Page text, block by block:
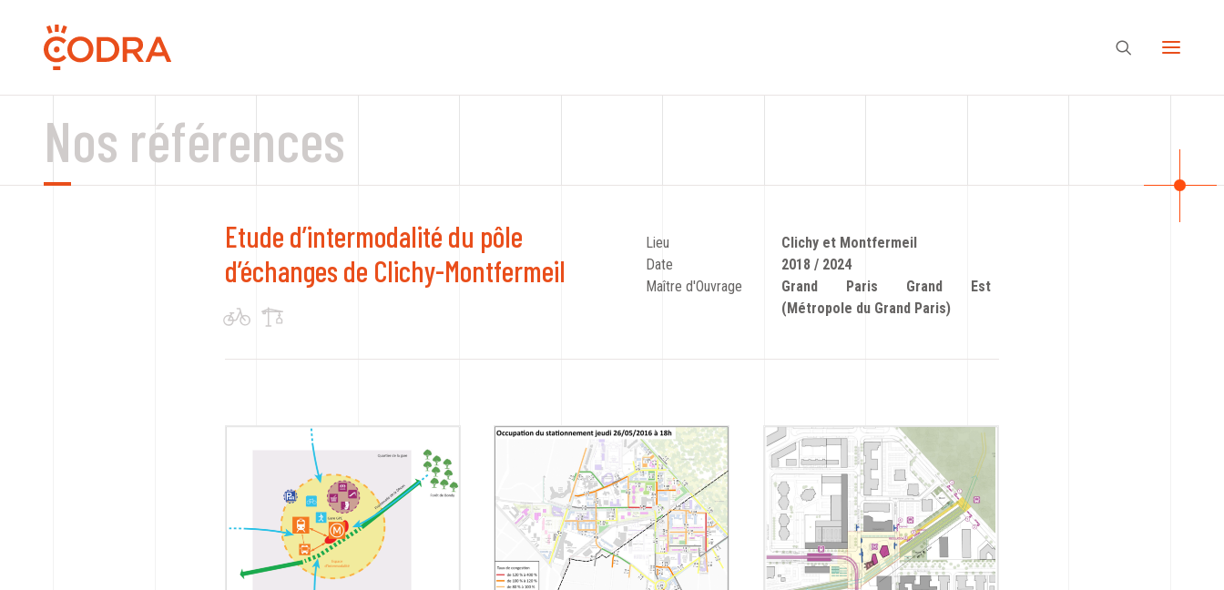
Nos références
Etude d’intermodalité du pôle
d’échanges de Clichy-Montfermeil
Lieu
Clichy et Montfermeil
Date
2018 / 2024
Maître d'Ouvrage
Grand Paris Grand Est
(Métropole du Grand Paris)